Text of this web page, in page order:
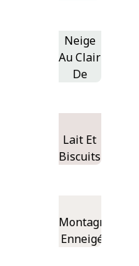
Neige
Au Clair
De
Lait Et
Biscuits
Montagne
Enneigée